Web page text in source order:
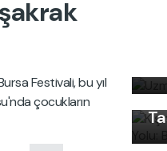
Festivali, bu yıl
çocukların